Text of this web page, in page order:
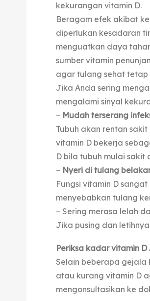
kekurangan vitamin D.
Beragam efek akibat
diperlukan kesadaran
menguatkan daya
sumber vitamin
agar tulang sehat
Jika Anda sering
mengalami sinyal
– Mudah terserang
Tubuh akan rentan
vitamin D bekerja
D bila tubuh mulai sakit
– Nyeri di tulang
Fungsi vitamin D
menyebabkan tulang
– Sering merasa lelah
Jika pusing dan
Periksa kadar vitamin
Selain beberapa gejala
atau kurang vitamin D
mengonsultasikan ke